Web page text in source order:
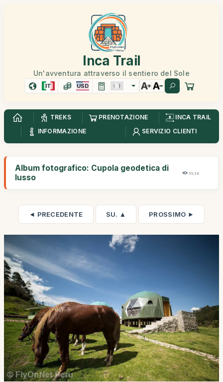
Inca Trail
Un'avventura attraverso il sentiero del Sole
IT USD
TREKS PRENOTAZIONE
INCA TRAIL
INFORMAZIONE
SERVIZIO CLIENTI
Album fotografico: Cupola geodetica di
lusso
35,3K
◄ PRECEDENTE SU. ▲ PROSSIMO ►